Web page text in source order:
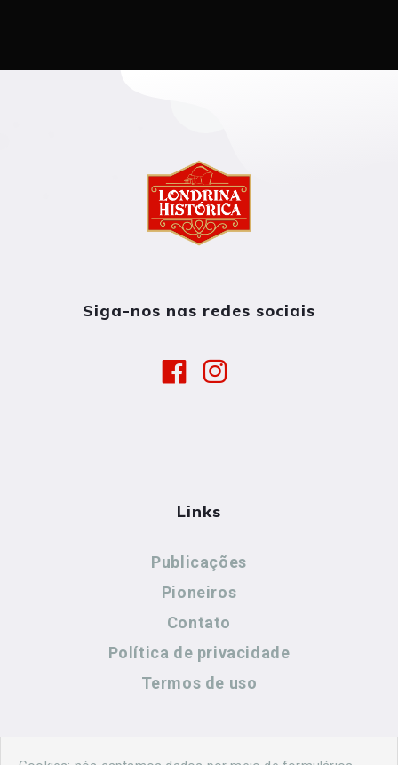
Siga-nos nas redes sociais
Links
Publicações
Pioneiros
Contato
Política de privacidade
Termos de uso